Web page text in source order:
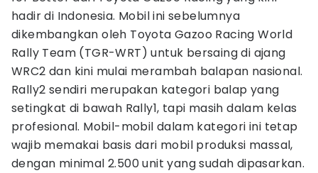
hadir di Indonesia. Mobil ini sebelumnya
dikembangkan oleh Toyota Gazoo Racing World
Rally Team (TGR-WRT) untuk bersaing di ajang
WRC2 dan kini mulai merambah balapan nasional.
Rally2 sendiri merupakan kategori balap yang
setingkat di bawah Rally1, tapi masih dalam kelas
profesional. Mobil-mobil dalam kategori ini tetap
wajib memakai basis dari mobil produksi massal,
dengan minimal 2.500 unit yang sudah dipasarkan.